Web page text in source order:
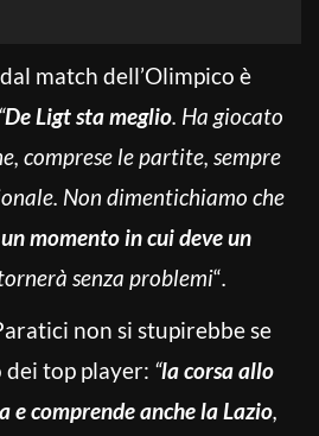
dal match dell’Olimpico è
“De Ligt sta meglio. Ha giocato
comprese le partite, sempre
Non dimentichiamo che
momento in cui deve un
senza problemi“.
non si stupirebbe se
dei top player: “la corsa allo
e comprende anche la Lazio,